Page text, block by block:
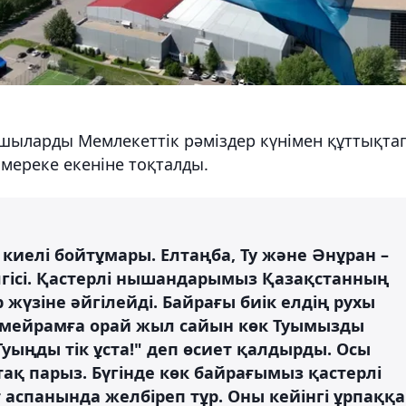
Мемлекеттік рәміздер күнімен
екеніне тоқталды.
киелі бойтұмары. Елтаңба, Ту және Әнұран –
Қастерлі нышандарымыз Қазақстанның
әйгілейді. Байрағы биік елдің рухы
орай жыл сайын көк Туымызды
тік ұста!" деп өсиет қалдырды. Осы
парыз. Бүгінде көк байрағымыз қастерлі
желбіреп тұр. Оны кейінгі ұрпаққа